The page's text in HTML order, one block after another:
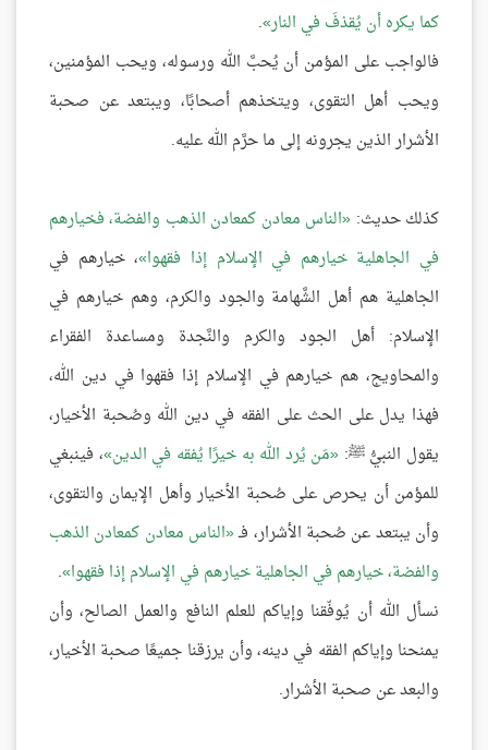
كما يكره أن يُقذفَ في النار .
فالواجب على المؤمن أن يُحبَّ الله ورسوله، ويحب المؤمنين،
ويحب أهل التقوى، ويتخذهم أصحابًا، ويبتعد عن صحبة
الأشرار الذين يجرونه إلى ما حرَّم الله عليه.
كذلك حديث: الناس معادن كمعادن الذهب والفضة، فخيارهم
في الجاهلية خيارهم في الإسلام إذا فقهوا ، خيارهم في
الجاهلية هم أهل الشَّهامة والجود والكرم، وهم خيارهم في
الإسلام: أهل الجود والكرم والنَّجدة ومساعدة الفقراء
والمحاويج، هم خيارهم في الإسلام إذا فقهوا في دين الله،
فهذا يدل على الحث على الفقه في دين الله وصُحبة الأخيار،
يقول النبيُّ ﷺ: مَن يُرد الله به خيرًا يُفقه في الدين ، فينبغي
للمؤمن أن يحرص على صُحبة الأخيار وأهل الإيمان والتقوى،
وأن يبتعد عن صُحبة الأشرار، فـ الناس معادن كمعادن الذهب
والفضة، خيارهم في الجاهلية خيارهم في الإسلام إذا فقهوا .
نسأل الله أن يُوفّقنا وإياكم للعلم النافع والعمل الصالح، وأن
يمنحنا وإياكم الفقه في دينه، وأن يرزقنا جميعًا صحبة الأخيار،
والبعد عن صحبة الأشرار.